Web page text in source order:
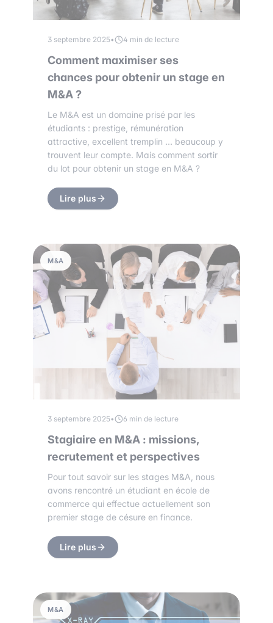
3 septembre 2025• 4 min de lecture
Comment maximiser ses
chances pour obtenir un stage en
M&A ?
Le M&A est un domaine prisé par les
étudiants : prestige, rémunération
attractive, excellent tremplin … beaucoup y
trouvent leur compte. Mais comment sortir
du lot pour obtenir un stage en M&A ?
Lire plus
M&A
3 septembre 2025• 6 min de lecture
Stagiaire en M&A : missions,
recrutement et perspectives
Pour tout savoir sur les stages M&A, nous
avons rencontré un étudiant en école de
commerce qui effectue actuellement son
premier stage de césure en finance.
Lire plus
M&A